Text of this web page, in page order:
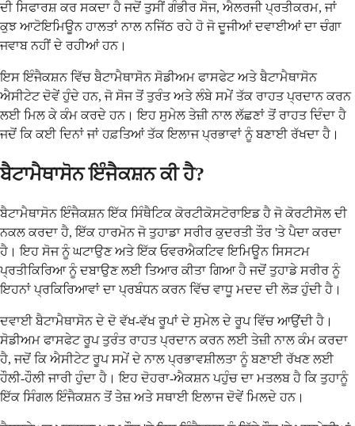
ਦੀ ਸਿਫਾਰਸ਼ ਕਰ ਸਕਦਾ ਹੈ ਜਦੋਂ ਤੁਸੀਂ ਗੰਭੀਰ ਸੋਜ, ਐਲਰਜੀ ਪ੍ਰਤੀਕਰਮ, ਜਾਂ
ਕੁਝ ਆਟੋਇਮਿਊਨ ਹਾਲਤਾਂ ਨਾਲ ਨਜਿੱਠ ਰਹੇ ਹੋ ਜੋ ਦੂਜੀਆਂ ਦਵਾਈਆਂ ਦਾ ਚੰਗਾ
ਜਵਾਬ ਨਹੀਂ ਦੇ ਰਹੀਆਂ ਹਨ।
ਇਸ ਇੰਜੈਕਸ਼ਨ ਵਿੱਚ ਬੈਟਾਮੈਥਾਸੋਨ ਸੋਡੀਅਮ ਫਾਸਫੇਟ ਅਤੇ ਬੈਟਾਮੈਥਾਸੋਨ
ਐਸੀਟੇਟ ਦੋਵੇਂ ਹੁੰਦੇ ਹਨ, ਜੋ ਸੋਜ ਤੋਂ ਤੁਰੰਤ ਅਤੇ ਲੰਬੇ ਸਮੇਂ ਤੱਕ ਰਾਹਤ ਪ੍ਰਦਾਨ ਕਰਨ
ਲਈ ਮਿਲ ਕੇ ਕੰਮ ਕਰਦੇ ਹਨ। ਇਹ ਸੁਮੇਲ ਤੇਜ਼ੀ ਨਾਲ ਲੱਛਣਾਂ ਤੋਂ ਰਾਹਤ ਦਿੰਦਾ ਹੈ
ਜਦੋਂ ਕਿ ਕਈ ਦਿਨਾਂ ਜਾਂ ਹਫ਼ਤਿਆਂ ਤੱਕ ਇਲਾਜ ਪ੍ਰਭਾਵਾਂ ਨੂੰ ਬਣਾਈ ਰੱਖਦਾ ਹੈ।
ਬੈਟਾਮੈਥਾਸੋਨ ਇੰਜੈਕਸ਼ਨ ਕੀ ਹੈ?
ਬੈਟਾਮੈਥਾਸੋਨ ਇੰਜੈਕਸ਼ਨ ਇੱਕ ਸਿੰਥੈਟਿਕ ਕੋਰਟੀਕੋਸਟੋਰਾਇਡ ਹੈ ਜੋ ਕੋਰਟੀਸੋਲ ਦੀ
ਨਕਲ ਕਰਦਾ ਹੈ, ਇੱਕ ਹਾਰਮੋਨ ਜੋ ਤੁਹਾਡਾ ਸਰੀਰ ਕੁਦਰਤੀ ਤੌਰ 'ਤੇ ਪੈਦਾ ਕਰਦਾ
ਹੈ। ਇਹ ਸੋਜ ਨੂੰ ਘਟਾਉਣ ਅਤੇ ਇੱਕ ਓਵਰਐਕਟਿਵ ਇਮਿਊਨ ਸਿਸਟਮ
ਪ੍ਰਤੀਕਿਰਿਆ ਨੂੰ ਦਬਾਉਣ ਲਈ ਤਿਆਰ ਕੀਤਾ ਗਿਆ ਹੈ ਜਦੋਂ ਤੁਹਾਡੇ ਸਰੀਰ ਨੂੰ
ਇਹਨਾਂ ਪ੍ਰਕਿਰਿਆਵਾਂ ਦਾ ਪ੍ਰਬੰਧਨ ਕਰਨ ਵਿੱਚ ਵਾਧੂ ਮਦਦ ਦੀ ਲੋੜ ਹੁੰਦੀ ਹੈ।
ਦਵਾਈ ਬੈਟਾਮੈਥਾਸੋਨ ਦੇ ਦੋ ਵੱਖ-ਵੱਖ ਰੂਪਾਂ ਦੇ ਸੁਮੇਲ ਦੇ ਰੂਪ ਵਿੱਚ ਆਉਂਦੀ ਹੈ।
ਸੋਡੀਅਮ ਫਾਸਫੇਟ ਰੂਪ ਤੁਰੰਤ ਰਾਹਤ ਪ੍ਰਦਾਨ ਕਰਨ ਲਈ ਤੇਜ਼ੀ ਨਾਲ ਕੰਮ ਕਰਦਾ
ਹੈ, ਜਦੋਂ ਕਿ ਐਸੀਟੇਟ ਰੂਪ ਸਮੇਂ ਦੇ ਨਾਲ ਪ੍ਰਭਾਵਸ਼ੀਲਤਾ ਨੂੰ ਬਣਾਈ ਰੱਖਣ ਲਈ
ਹੌਲੀ-ਹੌਲੀ ਜਾਰੀ ਹੁੰਦਾ ਹੈ। ਇਹ ਦੋਹਰਾ-ਐਕਸ਼ਨ ਪਹੁੰਚ ਦਾ ਮਤਲਬ ਹੈ ਕਿ ਤੁਹਾਨੂੰ
ਇੱਕ ਸਿੰਗਲ ਇੰਜੈਕਸ਼ਨ ਤੋਂ ਤੇਜ਼ ਅਤੇ ਸਥਾਈ ਇਲਾਜ ਦੋਵੇਂ ਮਿਲਦੇ ਹਨ।